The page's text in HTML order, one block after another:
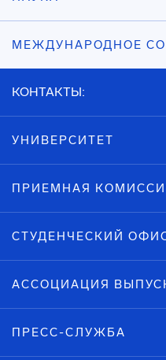
МЕЖДУНАРОДНОЕ
КОНТАКТЫ:
УНИВЕРСИТЕТ
ПРИЕМНАЯ
СТУДЕНЧЕСКИЙ
АССОЦИАЦИЯ
ПРЕСС-СЛУЖБА